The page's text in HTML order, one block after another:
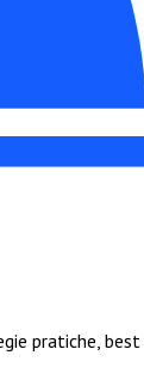
pratiche,